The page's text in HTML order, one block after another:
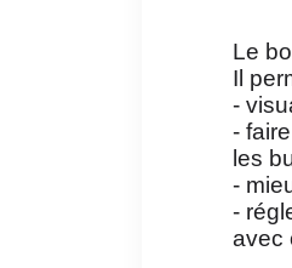
Le
Il
-
-
les
-
-
avec
Hériter
frais en
Hériter d'un
comme une